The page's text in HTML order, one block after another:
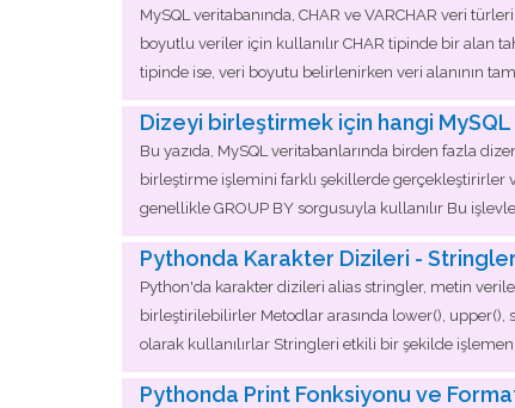
MySQL veritabanında, CHAR ve VARCHAR veri
boyutlu veriler için kullanılır CHAR tipinde bir alan
tipinde ise, veri boyutu belirlenirken veri alanının
Dizeyi birleştirmek için hangi MySQL
Bu yazıda, MySQL veritabanlarında birden fazla
birleştirme işlemini farklı şekillerde gerçekleştirirler
genellikle GROUP BY sorgusuyla kullanılır Bu
Pythonda Karakter Dizileri -
Python'da karakter dizileri alias stringler, metin
birleştirilebilirler Metodlar arasında lower(),
olarak kullanılırlar Stringleri etkili bir şekilde
Pythonda Print Fonksiyonu ve